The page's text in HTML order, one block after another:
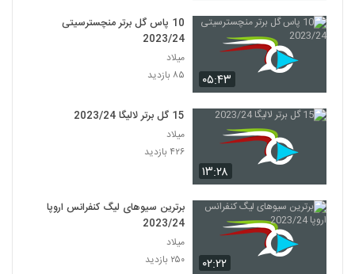
۰۵:۴۳
10 پاس گل برتر منچسترسیتی
2023/24
میلاد
۸۵ بازدید
۱۳:۲۸
15 گل برتر لالیگا 2023/24
میلاد
۴۲۶ بازدید
۰۲:۲۲
برترین سیوهای لیگ کنفرانس اروپا
2023/24
میلاد
۲۵۰ بازدید